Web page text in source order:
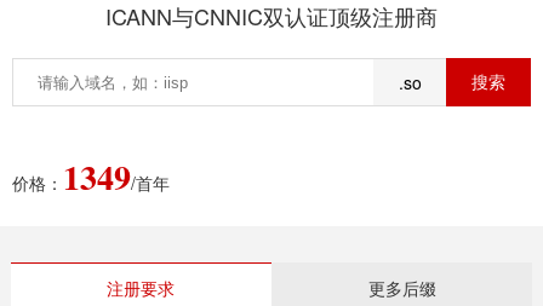
ICANN与CNNIC双认证顶级注册商
.so
价格： 1349/首年
注册要求 更多后缀